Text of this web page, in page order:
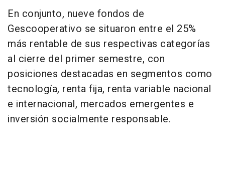
En conjunto, nueve fondos de
Gescooperativo se situaron entre el 25%
más rentable de sus respectivas categorías
al cierre del primer semestre, con
posiciones destacadas en segmentos como
tecnología, renta fija, renta variable nacional
e internacional, mercados emergentes e
inversión socialmente responsable.